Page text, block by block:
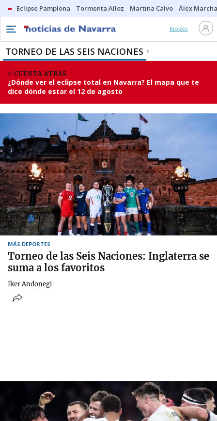
Eclipse Pamplona Tormenta Alloz Martina Calvo Álex
Kiosko
TORNEO DE LAS SEIS NACIONES
CUENTA ATRÁS
¿Dónde ver el eclipse total en Navarra? El mapa que te
dice dónde estar el 12 de agosto
MÁS DEPORTES
Torneo de las Seis Naciones: Inglaterra se
suma a los favoritos
Iker Andonegi